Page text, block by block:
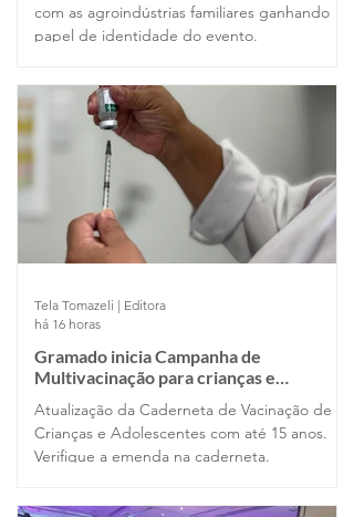
com as agroindústrias familiares ganhando
papel de identidade do evento.
Gramado inicia Campanha de
Multivacinação para crianças e
adolescentes com até 15 anos
Atualização da Caderneta de Vacinação de
Crianças e Adolescentes com até 15 anos.
Verifique a emenda na caderneta.
Tela Tomazeli | Editora
há 16 horas